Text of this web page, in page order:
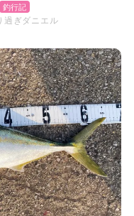
過ぎダニエル
釣行記